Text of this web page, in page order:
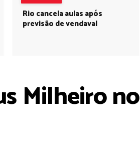
Rio cancela aulas após
previsão de vendaval
Milheiro no